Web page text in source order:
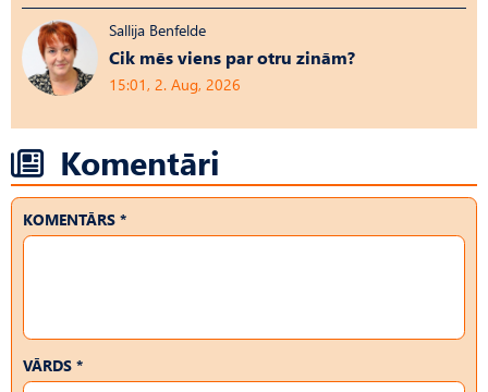
Sallija Benfelde
Cik mēs viens par otru zinām?
15:01, 2. Aug, 2026
Komentāri
KOMENTĀRS *
VĀRDS *